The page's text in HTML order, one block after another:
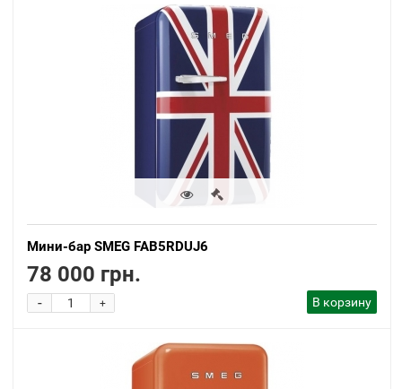
Мини-бар SMEG FAB5RDUJ6
78 000 грн.
+
- В корзину